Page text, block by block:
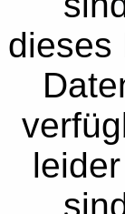
dieses